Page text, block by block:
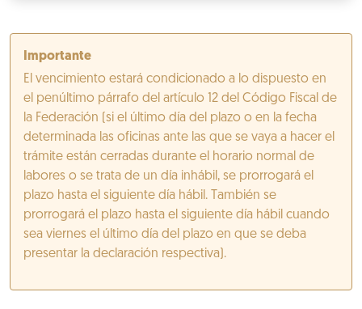
Importante
El vencimiento estará condicionado a lo dispuesto en
el penúltimo párrafo del artículo 12 del Código Fiscal de
la Federación (si el último día del plazo o en la fecha
determinada las oficinas ante las que se vaya a hacer el
trámite están cerradas durante el horario normal de
labores o se trata de un día inhábil, se prorrogará el
plazo hasta el siguiente día hábil. También se
prorrogará el plazo hasta el siguiente día hábil cuando
sea viernes el último día del plazo en que se deba
presentar la declaración respectiva).